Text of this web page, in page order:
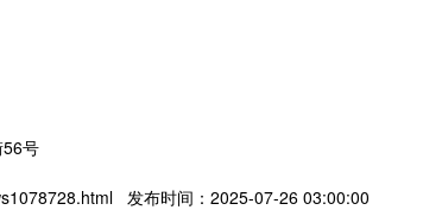
号
发布时间：2025-07-26 03:00:00